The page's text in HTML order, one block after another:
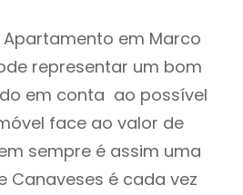
em Marco
representar um bom
em conta ao possível
face ao valor de
sempre é assim uma
Canaveses é cada vez